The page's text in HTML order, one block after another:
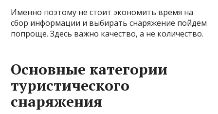
Именно поэтому не стоит экономить время на
сбор информации и выбирать снаряжение пойдем
попроще. Здесь важно качество, а не количество.
Основные категории
туристического
снаряжения